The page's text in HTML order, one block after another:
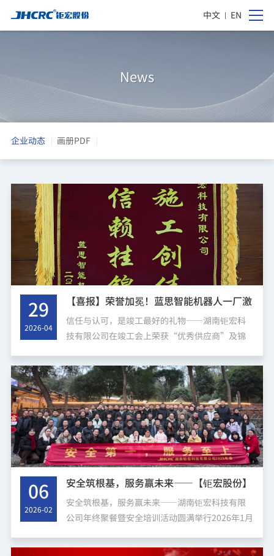
中文 EN
News
企业动态 画册PDF
29
2026-04
【喜报】荣誉加冕！蓝思智能机器人一厂激
光无尘净化车间装饰项目竣工，湖南钜宏科
技有限公司斩获“优秀供应商”殊荣
信任与认可，是竣工最好的礼物——湖南钜宏科
技有限公司在竣工会上荣获“优秀供应商”及锦
光无尘净化车间装饰项目竣工大会圆满落幕。在
这个收获的日子里，我们收到...
06
2026-02
安全筑根基，服务赢未来——【钜宏股份】
湖南钜宏科技有限公司年终聚餐暨安全培训
活动圆满举行
安全筑根基，服务赢未来——湖南钜宏科技有限
公司年终聚餐暨安全培训活动圆满举行2026年1月
“安全第一，服务至上”，展现对员工关怀及客